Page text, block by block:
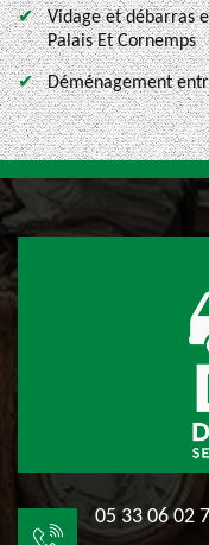
Vidage et débarras
Palais Et Cornemps
Déménagement
05 33 06 02